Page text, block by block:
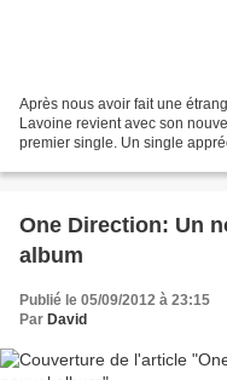
Après nous avoir fait une
Lavoine revient avec son
premier single. Un single
One Direction: Un
album
Publié le 05/09/2012 à 23:15
Par David